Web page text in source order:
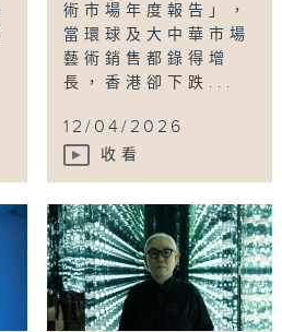
術市場年度報告」，
當環球及大中華市場
藝術銷售都錄得增
長，香港卻下跌...
12/04/2026
收看